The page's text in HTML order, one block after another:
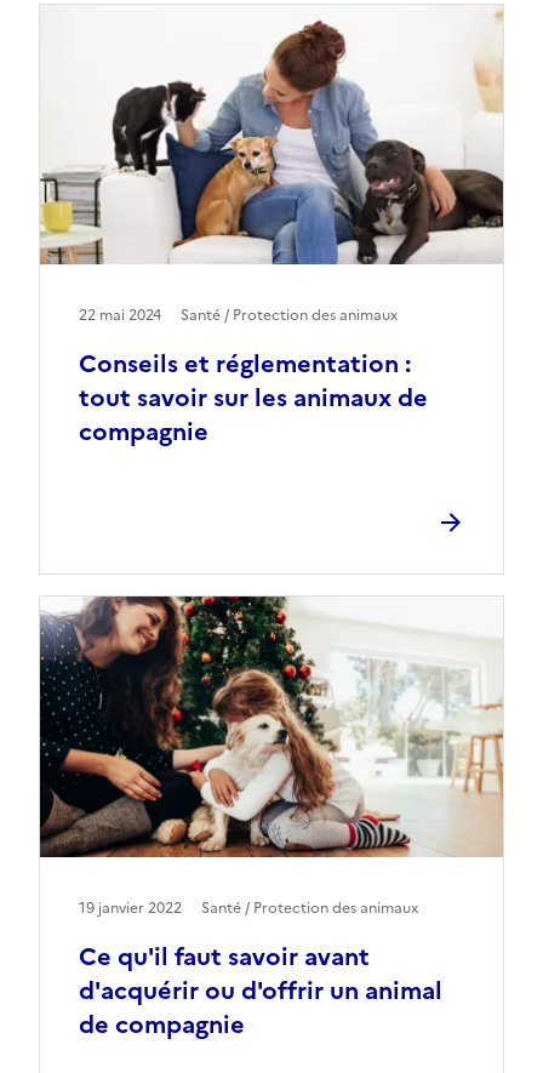
Conseils et réglementation :
tout savoir sur les animaux de
compagnie
22 mai 2024 Santé / Protection des animaux
Ce qu'il faut savoir avant
d'acquérir ou d'offrir un animal
de compagnie
19 janvier 2022 Santé / Protection des animaux